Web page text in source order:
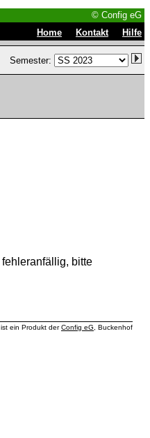
© Config eG
Home Kontakt Hilfe
Semester:
bitte
ein Produkt derConfig eG , Buckenhof